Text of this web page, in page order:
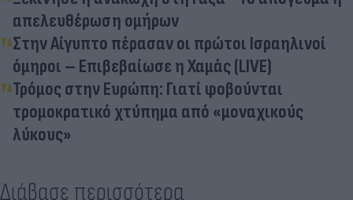
απελευθέρωση ομήρων
Στην Αίγυπτο πέρασαν οι πρώτοι Ισραηλινοί
όμηροι – Επιβεβαίωσε η Χαμάς (LIVE)
Τρόμος στην Ευρώπη: Γιατί φοβούνται
τρομοκρατικό χτύπημα από «μοναχικούς
λύκους»
Διάβασε περισσότερα